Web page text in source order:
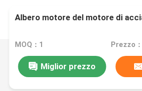
Albero motore del motore di
MOQ：1
Miglior prezzo